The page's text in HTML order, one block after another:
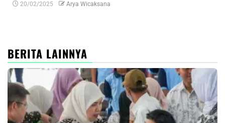
20/02/2025 Arya Wicaksana
BERITA LAINNYA